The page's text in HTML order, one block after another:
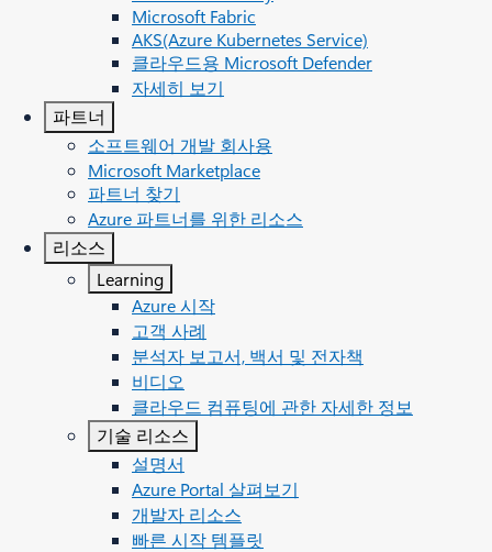
Microsoft Fabric
AKS(Azure Kubernetes Service)
클라우드용 Microsoft Defender
자세히 보기
파트너
소프트웨어 개발 회사용
Microsoft Marketplace
파트너 찾기
Azure 파트너를 위한 리소스
리소스
Learning
Azure 시작
고객 사례
분석자 보고서, 백서 및 전자책
비디오
클라우드 컴퓨팅에 관한 자세한 정보
기술 리소스
설명서
Azure Portal 살펴보기
개발자 리소스
빠른 시작 템플릿